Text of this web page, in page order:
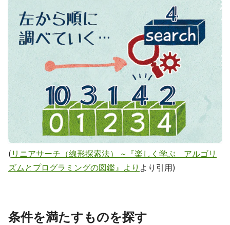
( リニアサーチ（線形探索法） ~『楽しく学ぶ アルゴリ
ズムとプログラミングの図鑑』より より引用)
条件を満たすものを探す